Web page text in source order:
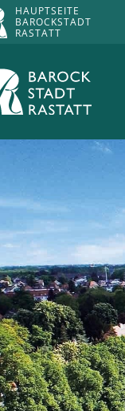
HAUPTSEITE
BAROCKSTADT
RASTATT